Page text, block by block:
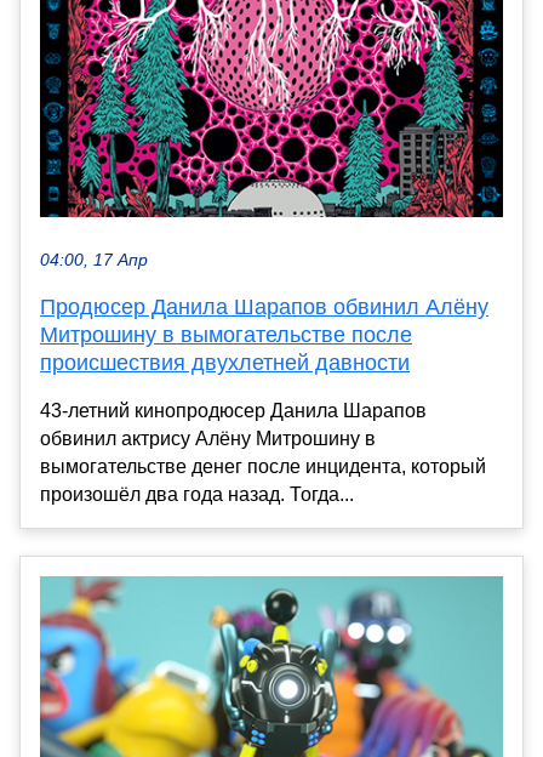
04:00, 17 Апр
Продюсер Данила Шарапов обвинил Алёну
Митрошину в вымогательстве после
происшествия двухлетней давности
43-летний кинопродюсер Данила Шарапов
обвинил актрису Алёну Митрошину в
вымогательстве денег после инцидента, который
произошёл два года назад. Тогда...